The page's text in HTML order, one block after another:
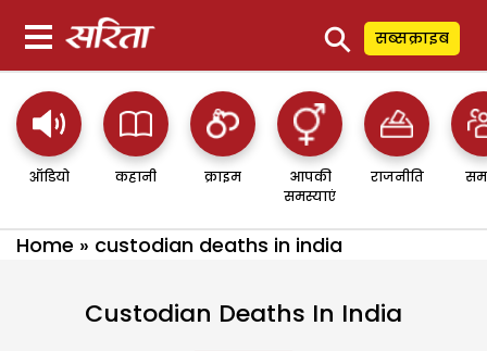
⚲ सब्सक्राइब
ऑडियो कहानी क्राइम
आपकी
समस्याएं
राजनीति
Home » custodian deaths in india
Custodian Deaths In India